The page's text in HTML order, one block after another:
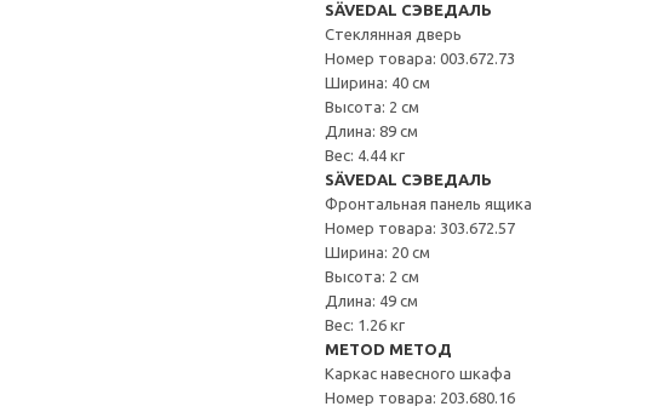
SÄVEDAL СЭВЕДАЛЬ
Стеклянная дверь
Номер товара: 003.672.73
Ширина: 40 см
Высота: 2 см
Длина: 89 см
Вес: 4.44 кг
SÄVEDAL СЭВЕДАЛЬ
Фронтальная панель ящика
Номер товара: 303.672.57
Ширина: 20 см
Высота: 2 см
Длина: 49 см
Вес: 1.26 кг
METOD МЕТОД
Каркас навесного шкафа
Номер товара: 203.680.16